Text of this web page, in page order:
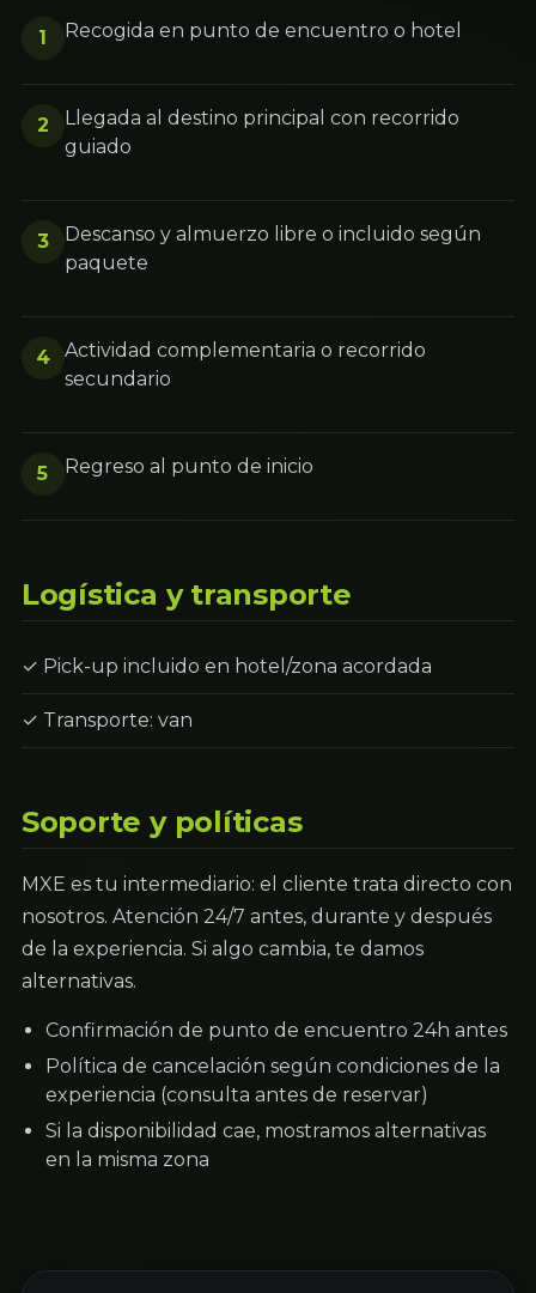
1 Recogida en punto de encuentro o hotel
2
Llegada al destino principal con recorrido
guiado
3
Descanso y almuerzo libre o incluido según
paquete
4
Actividad complementaria o recorrido
secundario
5 Regreso al punto de inicio
Logística y transporte
✓ Pick-up incluido en hotel/zona acordada
✓ Transporte: van
Soporte y políticas
MXE es tu intermediario: el cliente trata directo con
nosotros. Atención 24/7 antes, durante y después
de la experiencia. Si algo cambia, te damos
alternativas.
Confirmación de punto de encuentro 24h antes
Política de cancelación según condiciones de la
experiencia (consulta antes de reservar)
Si la disponibilidad cae, mostramos alternativas
en la misma zona